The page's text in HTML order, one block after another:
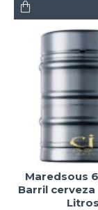
Maredsous
Barril
Litros